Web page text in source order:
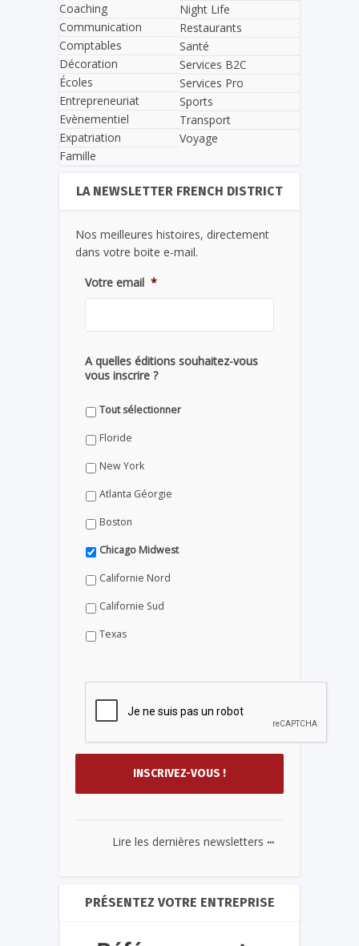
Coaching
Communication
Comptables
Décoration
Écoles
Entrepreneuriat
Evènementiel
Expatriation
Famille
Night Life
Restaurants
Santé
Services B2C
Services Pro
Sports
Transport
Voyage
LA NEWSLETTER FRENCH DISTRICT
Nos meilleures histoires, directement
dans votre boite e-mail.
Votre email *
A quelles éditions souhaitez-vous
vous inscrire ?
Tout sélectionner
Floride
New York
Atlanta Géorgie
Boston
Chicago Midwest
Californie Nord
Californie Sud
Texas
Lire les dernières newsletters ...
PRÉSENTEZ VOTRE ENTREPRISE